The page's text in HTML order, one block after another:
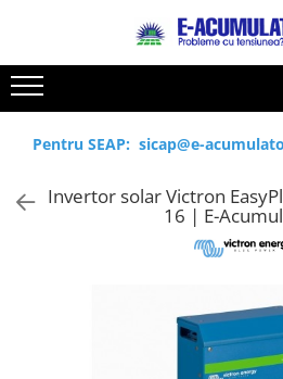
Toate Produsele
Acumulatori, Baterii si Incarcatoare
Uzuale
Baterii alcaline
Reduceri de vara
Cabluri
Acumulatori
Prelungitoare
Pentru SEAP: sicap@e-
Invertor solar Victron
16 | E-